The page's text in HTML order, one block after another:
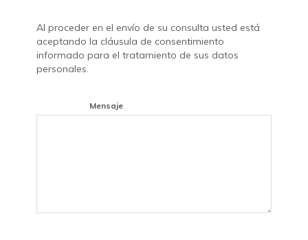
Al proceder en el envío de su consulta usted está
aceptando la cláusula de consentimiento
informado para el tratamiento de sus datos
personales.
Mensaje